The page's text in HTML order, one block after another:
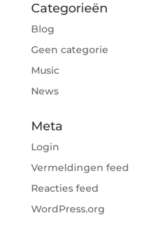
Categorieën
Blog
Geen categorie
Music
News
Meta
Login
Vermeldingen feed
Reacties feed
WordPress.org